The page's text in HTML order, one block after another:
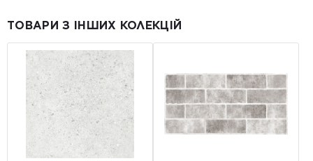
ТОВАРИ З ІНШИХ КОЛЕКЦІЙ